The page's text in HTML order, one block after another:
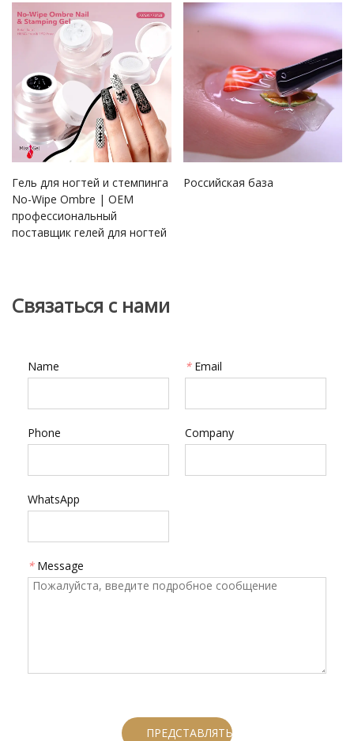
Гель для ногтей и стемпинга
No-Wipe Ombre | OEM
профессиональный
поставщик гелей для ногтей
Российская база
Связаться с нами
Name * Email
Phone Company
WhatsApp
* Message
ПРЕДСТАВЛЯТЬ НА РАССМОТРЕНИЕ